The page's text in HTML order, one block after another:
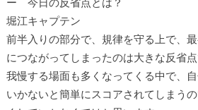
堀江キャプテン
前半入りの部分で、規律を守る上で、
につながってしまったのは大きな反省
我慢する場面も多くなってくる中で、
いかないと簡単にスコアされてしまう